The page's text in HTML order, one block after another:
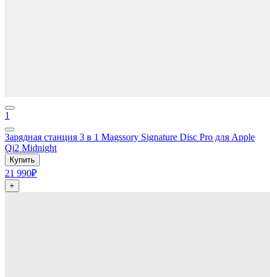
1
Зарядная станция 3 в 1 Magssory Signature Disc Pro для Apple
Qi2 Midnight
Купить
21 990₽
+